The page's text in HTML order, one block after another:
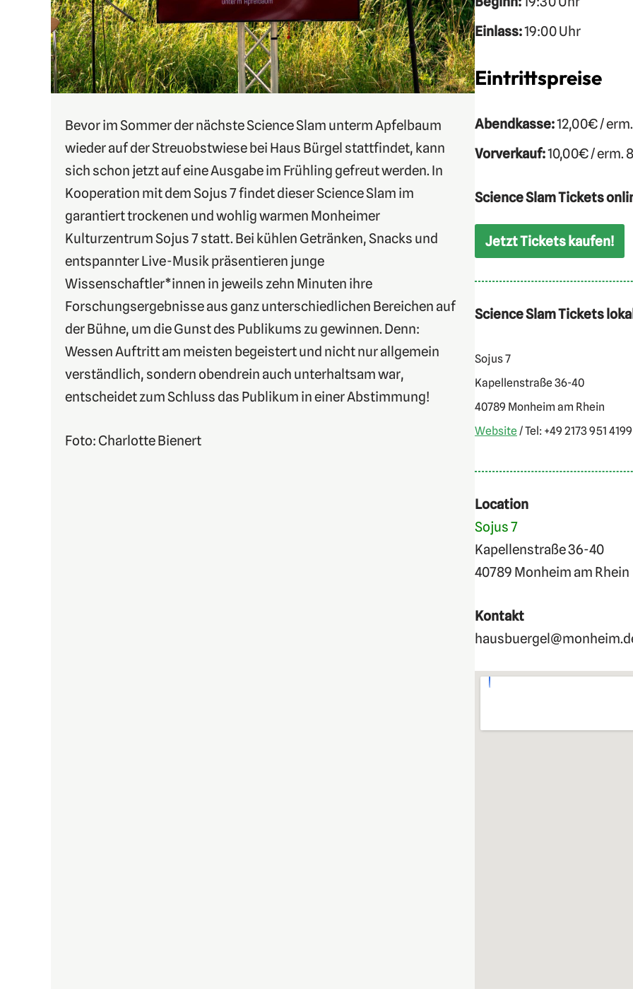
Bevor im Sommer der nächste Science Slam unterm Apfelbaum
wieder auf der Streuobstwiese bei Haus Bürgel stattfindet, kann
sich schon jetzt auf eine Ausgabe im Frühling gefreut werden. In
Kooperation mit dem Sojus 7 findet dieser Science Slam im
garantiert trockenen und wohlig warmen Monheimer
Kulturzentrum Sojus 7 statt. Bei kühlen Getränken, Snacks und
entspannter Live-Musik präsentieren junge
Wissenschaftler*innen in jeweils zehn Minuten ihre
Forschungsergebnisse aus ganz unterschiedlichen Bereichen auf
der Bühne, um die Gunst des Publikums zu gewinnen. Denn:
Wessen Auftritt am meisten begeistert und nicht nur allgemein
verständlich, sondern obendrein auch unterhaltsam war,
entscheidet zum Schluss das Publikum in einer Abstimmung!
Foto: Charlotte Bienert
Einlass:19:00 Uhr
Eintrittspreise
Abendkasse:12,00€ /
Vorverkauf:10,00€ / erm.
Science Slam Tickets
Jetzt Tickets kaufen!
Science Slam Tickets
Sojus 7
Kapellenstraße 36-40
40789 Monheim am Rhein
Website/ Tel: +49 2173 951 4199
Location
Sojus 7
Kapellenstraße 36-40
40789 Monheim am Rhein
Kontakt